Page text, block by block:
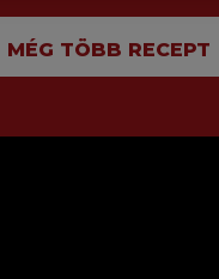
MÉG TÖBB RECEPT